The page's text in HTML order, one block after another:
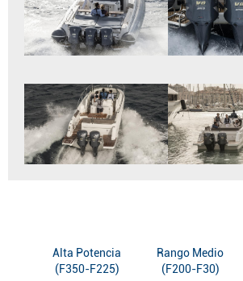
Alta Potencia
(F350-F225)
Rango Medio
(F200-F30)